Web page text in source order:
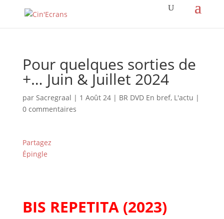
Pour quelques sorties de
+… Juin & Juillet 2024
par Sacregraal | 1 Août 24| BR DVD En bref, L'actu |
0 commentaires
Partagez
Épingle
BIS REPETITA (2023)